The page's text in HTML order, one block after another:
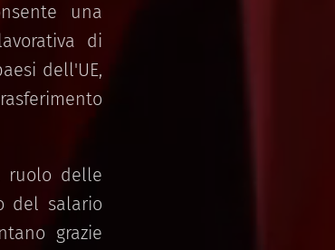
una
di
dell'UE,
ruolo delle
del salario
grazie